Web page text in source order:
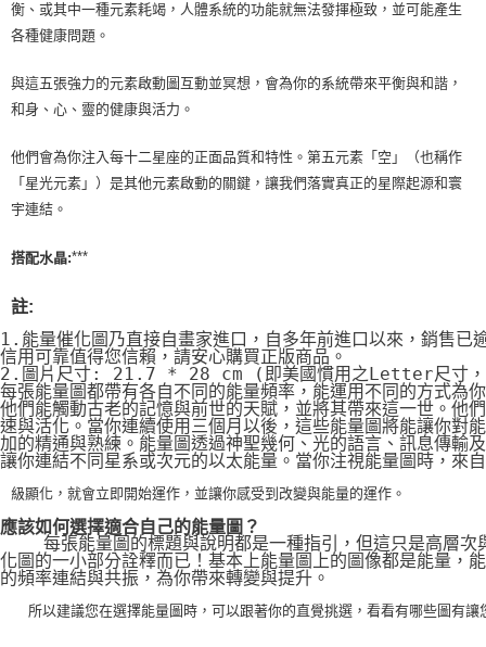
衡、或其中一種元素耗竭，人體系統的功能就無法發揮極致，並可能產生
各種健康問題。
與這五張強力的元素啟動圖互動並冥想，會為你的系統帶來平衡與和諧，
和身、心、靈的健康與活力。
他們會為你注入每十二星座的正面品質和特性。第五元素「空」（也稱作
「星光元素」）是其他元素啟動的關鍵，讓我們落實真正的星際起源和寰
宇連結。
搭配水晶:***
註:
1.能量催化圖乃直接自畫家進口，自多年前進口以來，銷售已
信用可靠值得您信賴，請安心購買正版商品。
2.圖片尺寸: 21.7 * 28 cm (即美國慣用之Letter尺寸，
每張能量圖都帶有各自不同的能量頻率，能運用不同的方式為
他們能觸動古老的記憶與前世的天賦，並將其帶來這一世。他
速與活化。當你連續使用三個月以後，這些能量圖將能讓你對
加的精通與熟練。能量圖透過神聖幾何、光的語言、訊息傳輸
讓你連結不同星系或次元的以太能量。當你注視能量圖時，來
級顯化，就會立即開始運作，並讓你感受到改變與能量的運作。
應該如何選擇適合自己的能量圖？
每張能量圖的標題與說明都是一種指引，但這只是高層次
化圖的一小部分詮釋而已！基本上能量圖上的圖像都是能量，
的頻率連結與共振，為你帶來轉變與提升。
所以建議您在選擇能量圖時，可以跟著你的直覺挑選，看看有哪些圖有讓